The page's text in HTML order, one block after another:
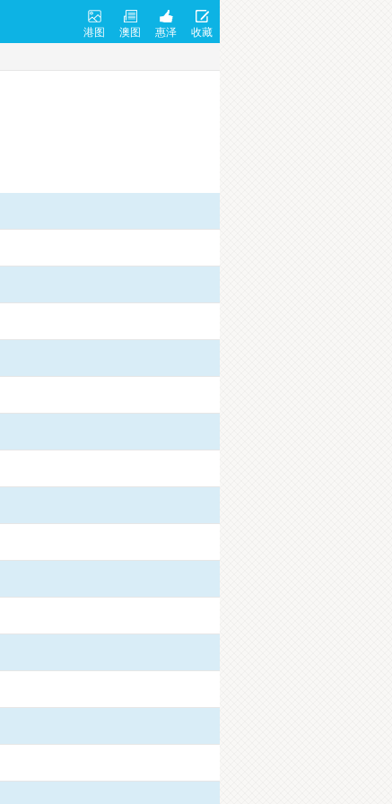
港图 澳图 惠泽 收藏